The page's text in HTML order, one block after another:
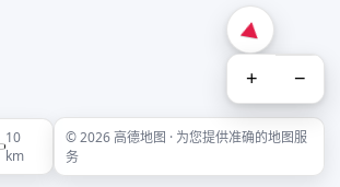
+ −
10
km
© 2026 高德地图 · 为您提供准确的地图服
务